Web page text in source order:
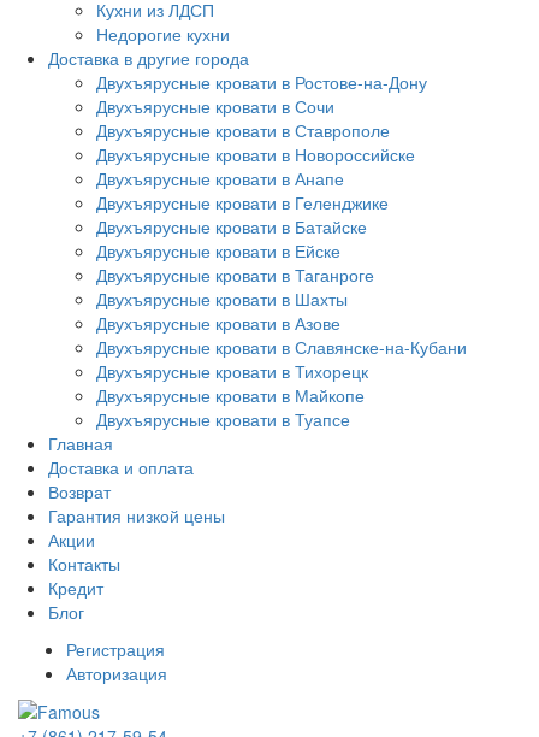
Кухни из ЛДСП
Недорогие кухни
Доставка в другие города
Двухъярусные кровати в Ростове-на-Дону
Двухъярусные кровати в Сочи
Двухъярусные кровати в Ставрополе
Двухъярусные кровати в Новороссийске
Двухъярусные кровати в Анапе
Двухъярусные кровати в Геленджике
Двухъярусные кровати в Батайске
Двухъярусные кровати в Ейске
Двухъярусные кровати в Таганроге
Двухъярусные кровати в Шахты
Двухъярусные кровати в Азове
Двухъярусные кровати в Славянске-на-Кубани
Двухъярусные кровати в Тихорецк
Двухъярусные кровати в Майкопе
Двухъярусные кровати в Туапсе
Главная
Доставка и оплата
Возврат
Гарантия низкой цены
Акции
Контакты
Кредит
Блог
Регистрация
Авторизация